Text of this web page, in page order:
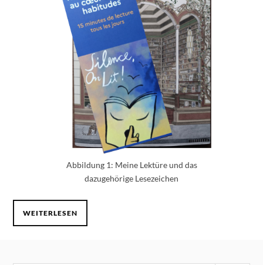
Abbildung 1: Meine Lektüre und das
dazugehörige Lesezeichen
WEITERLESEN